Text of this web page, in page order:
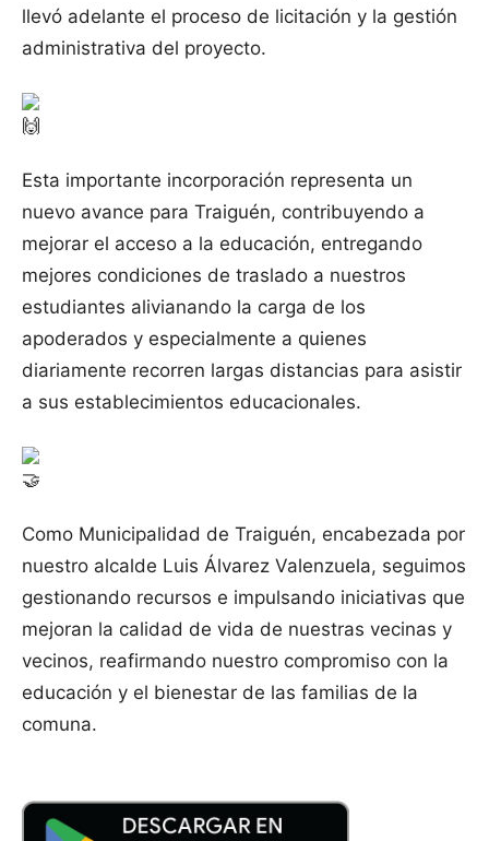
llevó adelante el proceso de licitación y la gestión
administrativa del proyecto.
Esta importante incorporación representa un
nuevo avance para Traiguén, contribuyendo a
mejorar el acceso a la educación, entregando
mejores condiciones de traslado a nuestros
estudiantes alivianando la carga de los
apoderados y especialmente a quienes
diariamente recorren largas distancias para asistir
a sus establecimientos educacionales.
Como Municipalidad de Traiguén, encabezada por
nuestro alcalde Luis Álvarez Valenzuela, seguimos
gestionando recursos e impulsando iniciativas que
mejoran la calidad de vida de nuestras vecinas y
vecinos, reafirmando nuestro compromiso con la
educación y el bienestar de las familias de la
comuna.